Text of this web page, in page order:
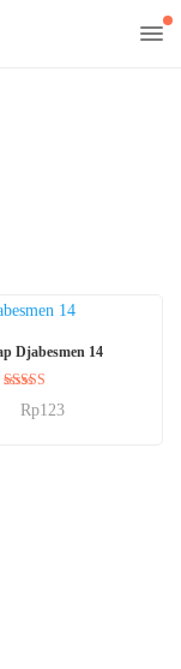
Djabesmen 14
Dinilai
5.00
Rp123